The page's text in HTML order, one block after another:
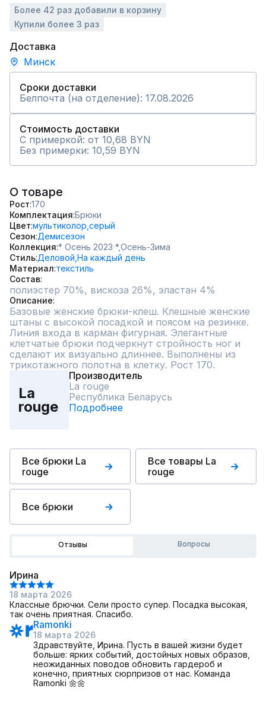
Более 42 раз добавили в корзину
Купили более 3 раз
Доставка
Минск
Сроки доставки
Белпочта (на отделение): 17.08.2026
Стоимость доставки
С примеркой: от 10,68 BYN
Без примерки: 10,59 BYN
О товаре
Рост 170
Комплектация Брюки
Цвет мультиколор, серый
Сезон Демисезон
Коллекция * Осень 2023 *,Осень-Зима
Стиль Деловой, На каждый день
Материал текстиль
Состав
полиэстер 70%, вискоза 26%, эластан 4%
Описание
Базовые женские брюки-клеш. Клешные женские
штаны с высокой посадкой и поясом на резинке.
Линия входа в карман фигурная. Элегантные
клетчатые брюки подчеркнут стройность ног и
сделают их визуально длиннее. Выполнены из
трикотажного полотна в клетку. Рост 170.
La
rouge
Производитель
La rouge
Республика Беларусь
Подробнее
Все брюки La
rouge
Все товары La
rouge
Все брюки
Отзывы Вопросы
Ирина
18 марта 2026
Классные брючки. Сели просто супер. Посадка высокая,
так очень приятная. Спасибо.
Ramonki
18 марта 2026
Здравствуйте, Ирина. Пусть в вашей жизни будет
больше: ярких событий, достойных новых образов,
неожиданных поводов обновить гардероб и
конечно, приятных сюрпризов от нас. Команда
Ramonki 🌼🌼